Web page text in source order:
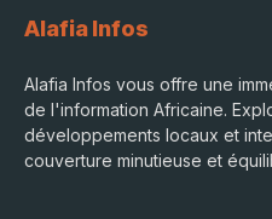
Alafia Infos
Alafia Infos vous offre une
de l'information Africaine.
développements locaux et
couverture minutieuse et